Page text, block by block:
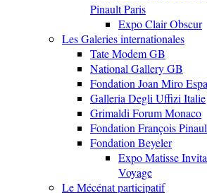
Pinault Paris
Expo Clair Obscur
Les Galeries internationales
Tate Modem GB
National Gallery GB
Fondation Joan Miro
Galleria Degli Uffizi Italie
Grimaldi Forum Monaco
Fondation François
Fondation Beyeler
Expo Matisse
Voyage
Le Mécénat participatif